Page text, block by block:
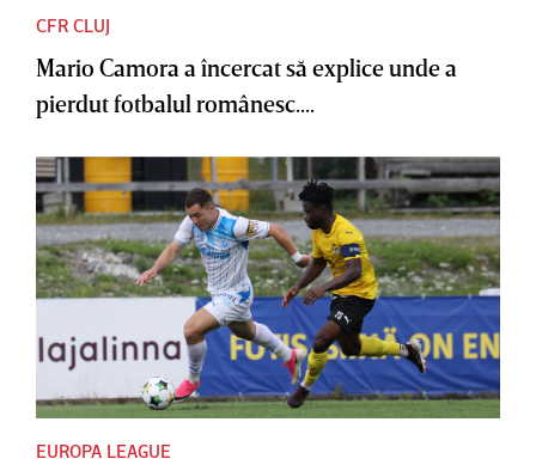
CFR CLUJ
Mario Camora a încercat să explice unde a
pierdut fotbalul românesc....
EUROPA LEAGUE